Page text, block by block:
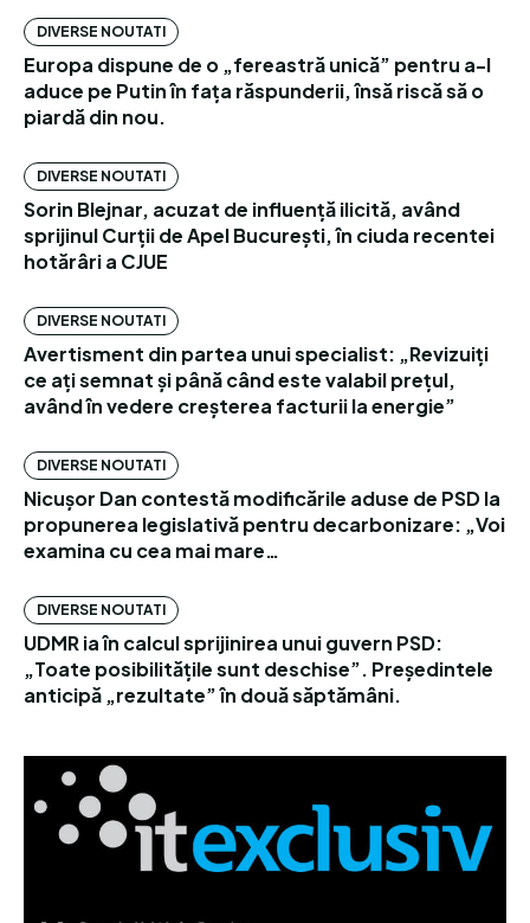
DIVERSE NOUTATI
Europa dispune de o „fereastră unică” pentru a-l
aduce pe Putin în fața răspunderii, însă riscă să o
piardă din nou.
DIVERSE NOUTATI
Sorin Blejnar, acuzat de influență ilicită, având
sprijinul Curții de Apel București, în ciuda recentei
hotărâri a CJUE
DIVERSE NOUTATI
Avertisment din partea unui specialist: „Revizuiți
ce ați semnat și până când este valabil prețul,
având în vedere creșterea facturii la energie”
DIVERSE NOUTATI
Nicușor Dan contestă modificările aduse de PSD la
propunerea legislativă pentru decarbonizare: „Voi
examina cu cea mai mare…
DIVERSE NOUTATI
UDMR ia în calcul sprijinirea unui guvern PSD:
„Toate posibilitățile sunt deschise”. Președintele
anticipă „rezultate” în două săptămâni.